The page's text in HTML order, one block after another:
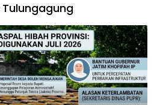
Tulungagung